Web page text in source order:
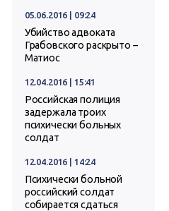
05.06.2016 | 09:24
Убийство адвоката
Грабовского раскрыто –
Матиос
12.04.2016 | 15:41
Российская полиция
задержала троих
психически больных
солдат
12.04.2016 | 14:24
Психически больной
российский солдат
собирается сдаться